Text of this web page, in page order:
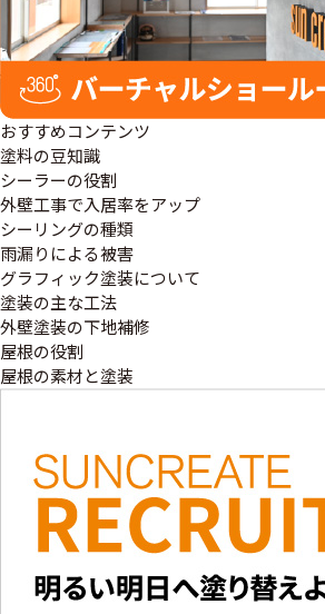
おすすめコンテンツ
塗料の豆知識
シーラーの役割
外壁工事で入居率をアップ
シーリングの種類
雨漏りによる被害
グラフィック塗装について
塗装の主な工法
外壁塗装の下地補修
屋根の役割
屋根の素材と塗装